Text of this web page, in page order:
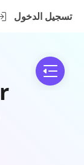
تسجيل الدخول